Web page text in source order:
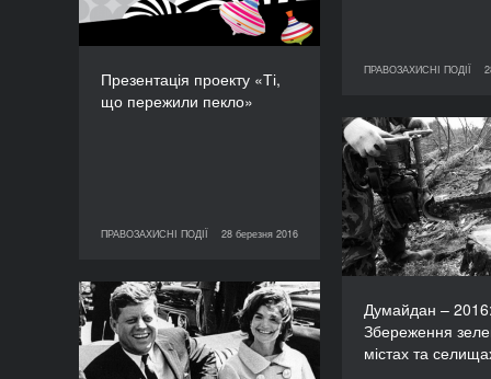
ПРАВОЗАХИСНІ ПОДІЇ
28 березня 2016
Презентація проекту «Ті,
що пережили пекло»
ПРАВОЗАХИСНІ ПОДІЇ 28 березня 2016
ПРАВОЗАХИСНІ ПОДІЇ
28 березня 2016
Думайдан – 2016:
Збереження
містах та
Збереження
у містах
Тренінг «Від Кеннеді до
Майдану: роль відео у
правосудді»